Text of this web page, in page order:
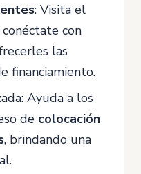
: Visita el
con
las
financiamiento.
Ayuda a los
de colocación
, brindando una